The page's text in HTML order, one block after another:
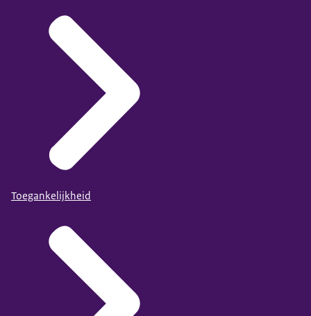
Toegankelijkheid